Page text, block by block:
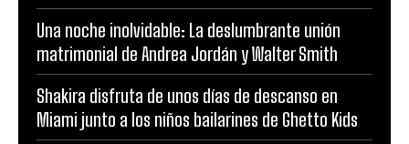
Una noche inolvidable: La deslumbrante unión
matrimonial de Andrea Jordán y Walter Smith
Shakira disfruta de unos días de descanso en
Miami junto a los niños bailarines de Ghetto Kids